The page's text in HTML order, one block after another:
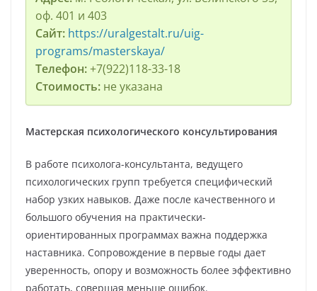
оф. 401 и 403
Сайт: https://uralgestalt.ru/uig-
programs/masterskaya/
Телефон:+7(922)118-33-18
Стоимость:не указана
Мастерская психологического консультирования
В работе психолога-консультанта, ведущего
психологических групп требуется специфический
набор узких навыков. Даже после качественного и
большого обучения на практически-
ориентированных программах важна поддержка
наставника. Сопровождение в первые годы дает
уверенность, опору и возможность более эффективно
работать, совершая меньше ошибок.